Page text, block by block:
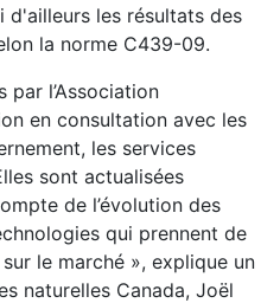
d'ailleurs les résultats des
la norme C439-09.
par l’Association
en consultation avec les
les services
sont actualisées
de l’évolution des
qui prennent de
le marché », explique un
naturelles Canada, Joël